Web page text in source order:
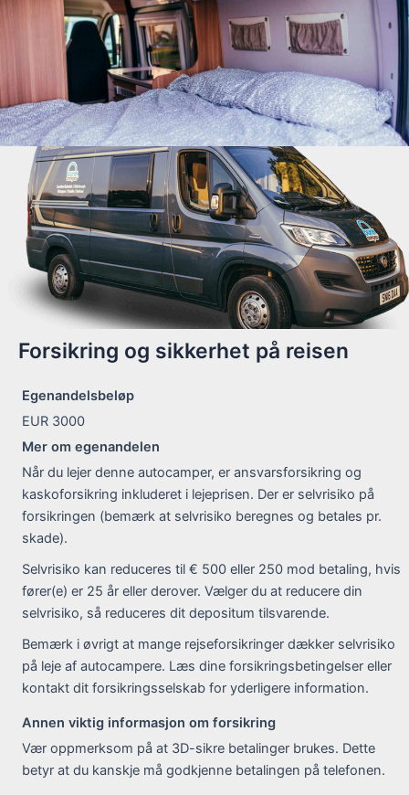
Forsikring og sikkerhet på reisen
Egenandelsbeløp
EUR 3000
Mer om egenandelen
Når du lejer denne autocamper, er ansvarsforsikring og
kaskoforsikring inkluderet i lejeprisen. Der er selvrisiko på
forsikringen (bemærk at selvrisiko beregnes og betales pr.
skade).
Selvrisiko kan reduceres til € 500 eller 250 mod betaling, hvis
fører(e) er 25 år eller derover. Vælger du at reducere din
selvrisiko, så reduceres dit depositum tilsvarende.
Bemærk i øvrigt at mange rejseforsikringer dækker selvrisiko
på leje af autocampere. Læs dine forsikringsbetingelser eller
kontakt dit forsikringsselskab for yderligere information.
Annen viktig informasjon om forsikring
Vær oppmerksom på at 3D-sikre betalinger brukes. Dette
betyr at du kanskje må godkjenne betalingen på telefonen.